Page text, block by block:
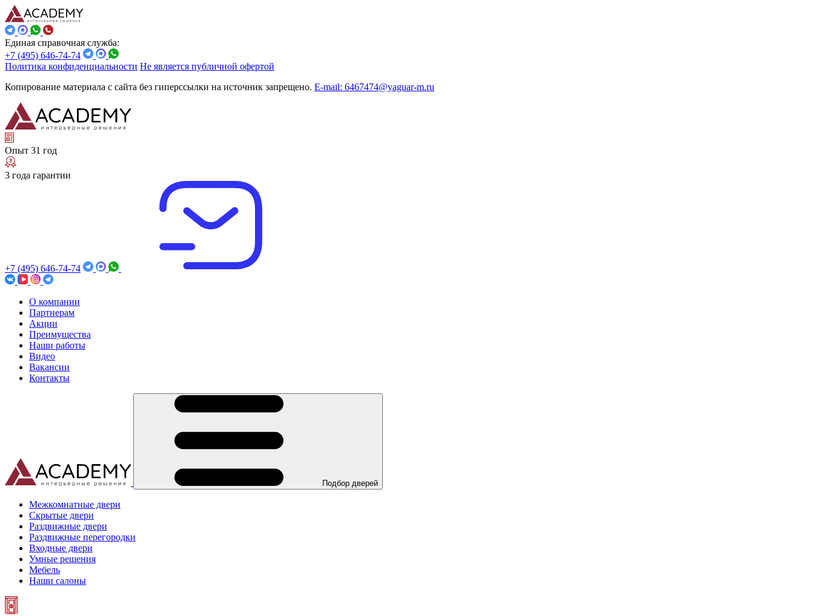
Единая справочная служба:
+7 (495) 646-74-74
Политика конфиденциальности Не является публичной офертой
Копирование материала с сайта без гиперссылки на источник запрещено. E-mail: 6467474@yaguar-m.ru
Опыт 31 год
3 года гарантии
+7 (495) 646-74-74
О компании
Партнерам
Акции
Преимущества
Наши работы
Видео
Вакансии
Контакты
Подбор дверей
Межкомнатные двери
Скрытые двери
Раздвижные двери
Раздвижные перегородки
Входные двери
Умные решения
Мебель
Наши салоны